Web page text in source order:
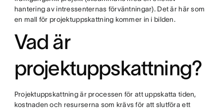
hantering av intressenternas förväntningar). Det är här som
en mall för projektuppskattning kommer in i bilden.
Vad är
projektuppskattning?
Projektuppskattning är processen för att uppskatta tiden,
kostnaden och resurserna som krävs för att slutföra ett